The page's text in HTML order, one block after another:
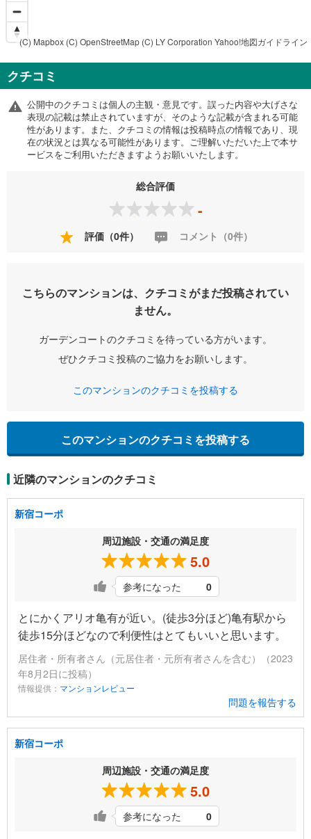
(C) Mapbox (C) OpenStreetMap (C) LY Corporation Yahoo!地図ガイドライン
クチコミ
公開中のクチコミは個人の主観・意見です。誤った内容や大げさな
表現の記載は禁止されていますが、そのような記載が含まれる可能
性があります。また、クチコミの情報は投稿時点の情報であり、現
在の状況とは異なる可能性があります。ご理解いただいた上で本サ
ービスをご利用いただきますようお願いいたします。
総合評価
-
評価（0件） コメント（0件）
こちらのマンションは、クチコミがまだ投稿されてい
ません。
ガーデンコートのクチコミを待っている方がいます。
ぜひクチコミ投稿のご協力をお願いします。
このマンションのクチコミを投稿する
このマンションのクチコミを投稿する
近隣のマンションのクチコミ
新宿コーポ
周辺施設・交通の満足度
5.0
参考になった 0
とにかくアリオ亀有が近い。(徒歩3分ほど)亀有駅から
徒歩15分ほどなので利便性はとてもいいと思います。
居住者・所有者さん（元居住者・元所有者さんを含む）（2023
年8月2日に投稿）
情報提供： マンションレビュー
問題を報告する
新宿コーポ
周辺施設・交通の満足度
5.0
参考になった 0